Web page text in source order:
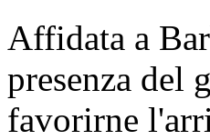
Affidata a
presenza del
favorirne